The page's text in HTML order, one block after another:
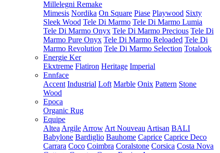
Millelegni Remake
Mimesis Nordika On Square Piase Playwood Sixty
Sleek Wood Tele Di Marmo Tele Di Marmo Lumia
Tele Di Marmo Onyx Tele Di Marmo Precious Tele Di
Marmo Pure Onyx Tele Di Marmo Reloaded Tele Di
Marmo Revolution Tele Di Marmo Selection Totalook
Energie Ker
Ekxtreme Flatiron Heritage Imperial
Ennface
Accent Industrial Loft Marble Onix Pattern Stone
Wood
Epoca
Organic Rug
Equipe
Altea Argile Arrow Art Nouveau Artisan BALI
Babylone Bardiglio Bauhome Caprice Caprice Deco
Carrara Coco Coimbra Coralstone Corsica Costa Nova